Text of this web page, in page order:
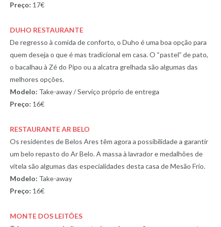
Preço: 17€
DUHO RESTAURANTE
De regresso à comida de conforto, o Duho é uma boa opção para
quem deseja o que é mas tradicional em casa. O “pastel” de pato,
o bacalhau à Zé do Pipo ou a alcatra grelhada são algumas das
melhores opções.
Modelo: Take-away / Serviço próprio de entrega
Preço: 16€
RESTAURANTE AR BELO
Os residentes de Belos Ares têm agora a possibilidade a garantir
um belo repasto do Ar Belo. A massa à lavrador e medalhões de
vitela são algumas das especialidades desta casa de Mesão Frio.
Modelo: Take-away
Preço: 16€
MONTE DOS LEITÕES